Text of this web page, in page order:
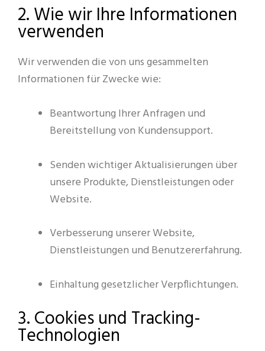
2. Wie wir Ihre Informationen
verwenden
Wir verwenden die von uns gesammelten
Informationen für Zwecke wie:
Beantwortung Ihrer Anfragen und
Bereitstellung von Kundensupport.
Senden wichtiger Aktualisierungen über
unsere Produkte, Dienstleistungen oder
Website.
Verbesserung unserer Website,
Dienstleistungen und Benutzererfahrung.
Einhaltung gesetzlicher Verpflichtungen.
3. Cookies und Tracking-
Technologien